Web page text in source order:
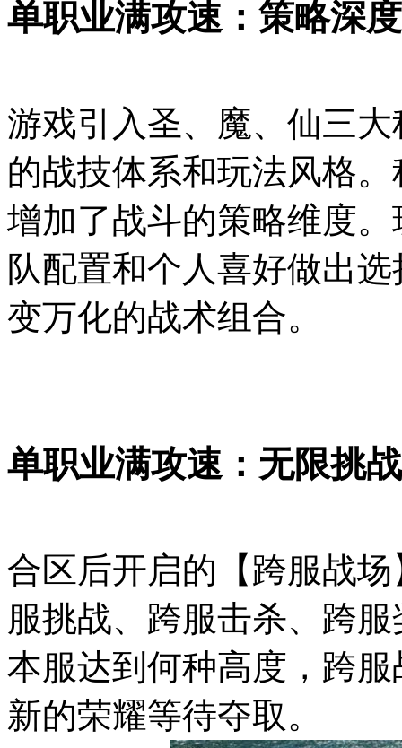
单职业满攻速：策略深度
游戏引入圣、魔、仙三
的战技体系和玩法风格
增加了战斗的策略维度
队配置和个人喜好做出
变万化的战术组合。
单职业满攻速：无限挑战
合区后开启的【跨服战
服挑战、跨服击杀、跨
本服达到何种高度，跨
新的荣耀等待夺取。